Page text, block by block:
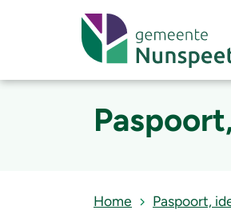
Home Paspoort,